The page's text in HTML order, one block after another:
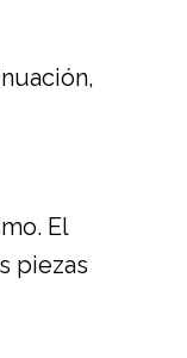
El
piezas